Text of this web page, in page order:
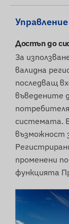
правото на
Достъп до
За
валидна
последващ
въведените
системата. В
възможност
променени
функцията